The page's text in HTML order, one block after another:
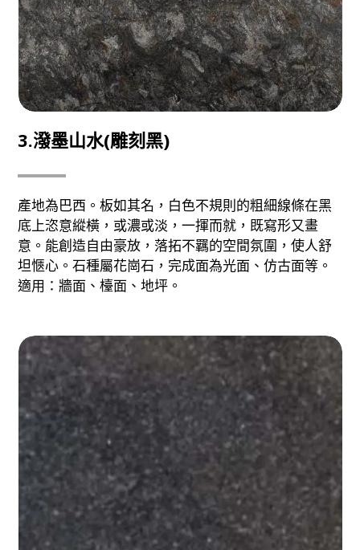
3.潑墨山水(雕刻黑)
產地為巴西。板如其名，白色不規則的粗細線條在黑
底上恣意縱橫，或濃或淡，一揮而就，既寫形又畫
意。能創造自由豪放，落拓不羈的空間氛圍，使人舒
坦愜心。石種屬花崗石，完成面為光面、仿古面等。
適用：牆面、檯面、地坪。